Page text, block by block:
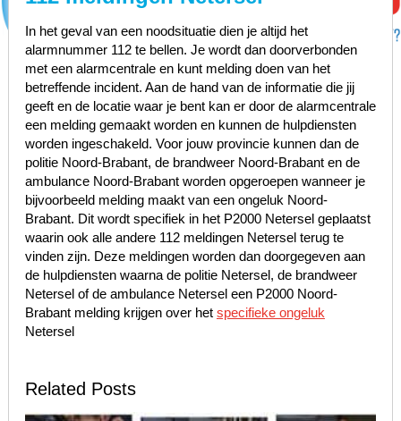
In het geval van een noodsituatie dien je altijd het
alarmnummer 112 te bellen. Je wordt dan doorverbonden
met een alarmcentrale en kunt melding doen van het
betreffende incident. Aan de hand van de informatie die jij
geeft en de locatie waar je bent kan er door de alarmcentrale
een melding gemaakt worden en kunnen de hulpdiensten
worden ingeschakeld. Voor jouw provincie kunnen dan de
politie Noord-Brabant, de brandweer Noord-Brabant en de
ambulance Noord-Brabant worden opgeroepen wanneer je
bijvoorbeeld melding maakt van een ongeluk Noord-
Brabant. Dit wordt specifiek in het P2000 Netersel geplaatst
waarin ook alle andere 112 meldingen Netersel terug te
vinden zijn. Deze meldingen worden dan doorgegeven aan
de hulpdiensten waarna de politie Netersel, de brandweer
Netersel of de ambulance Netersel een P2000 Noord-
Brabant melding krijgen over het specifieke ongeluk
Netersel
Related Posts